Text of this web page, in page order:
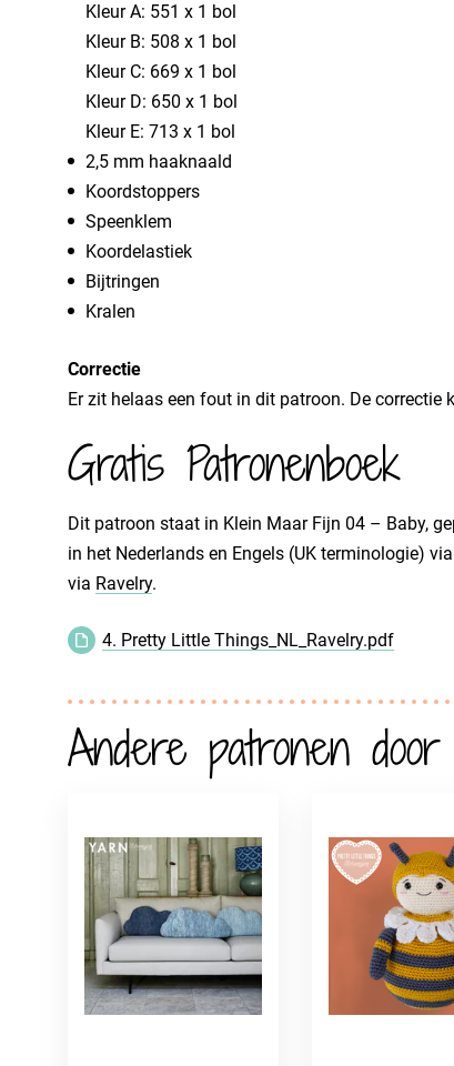
Kleur A: 551 x 1 bol
Kleur B: 508 x 1 bol
Kleur C: 669 x 1 bol
Kleur D: 650 x 1 bol
Kleur E: 713 x 1 bol
2,5 mm haaknaald
Koordstoppers
Speenklem
Koordelastiek
Bijtringen
Kralen
Correctie
Er zit helaas een fout in dit patroon. De correctie
Gratis Patronenboek
Dit patroon staat in Klein Maar Fijn 04 – Baby,
in het Nederlands en Engels (UK terminologie)
via Ravelry.
4. Pretty Little Things_NL_Ravelry.pdf
Andere patronen